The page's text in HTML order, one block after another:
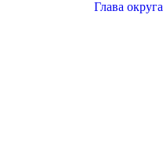
Глава округа